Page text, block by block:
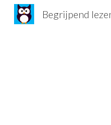
Begrijpend